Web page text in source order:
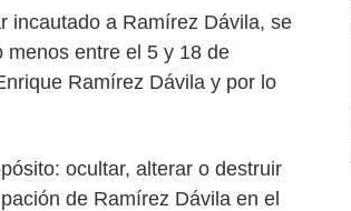
incautado a Ramírez Dávila, se
menos entre el 5 y 18 de
Ramírez Dávila y por lo
ocultar, alterar o destruir
de Ramírez Dávila en el